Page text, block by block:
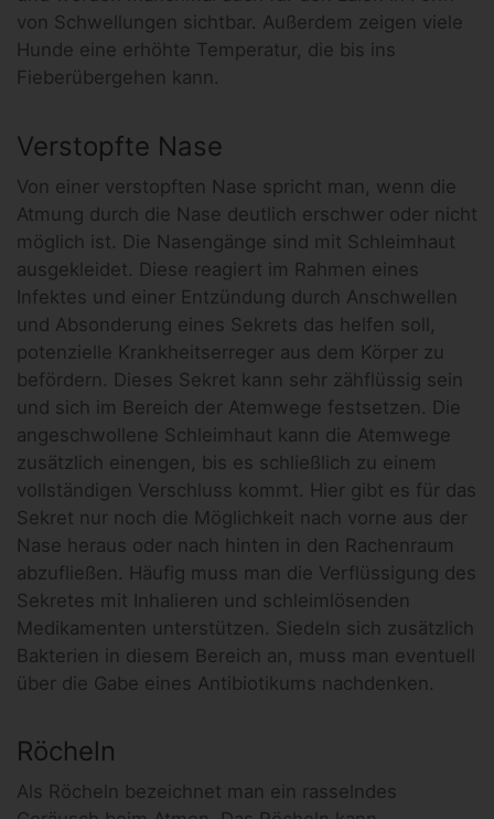
von Schwellungen sichtbar. Außerdem zeigen viele
Hunde eine erhöhte Temperatur, die bis ins
Fieberübergehen kann.
Verstopfte Nase
Von einer verstopften Nase spricht man, wenn die
Atmung durch die Nase deutlich erschwer oder nicht
möglich ist. Die Nasengänge sind mit Schleimhaut
ausgekleidet. Diese reagiert im Rahmen eines
Infektes und einer Entzündung durch Anschwellen
und Absonderung eines Sekrets das helfen soll,
potenzielle Krankheitserreger aus dem Körper zu
befördern. Dieses Sekret kann sehr zähflüssig sein
und sich im Bereich der Atemwege festsetzen. Die
angeschwollene Schleimhaut kann die Atemwege
zusätzlich einengen, bis es schließlich zu einem
vollständigen Verschluss kommt. Hier gibt es für das
Sekret nur noch die Möglichkeit nach vorne aus der
Nase heraus oder nach hinten in den Rachenraum
abzufließen. Häufig muss man die Verflüssigung des
Sekretes mit Inhalieren und schleimlösenden
Medikamenten unterstützen. Siedeln sich zusätzlich
Bakterien in diesem Bereich an, muss man eventuell
über die Gabe eines Antibiotikums nachdenken.
Röcheln
Als Röcheln bezeichnet man ein rasselndes